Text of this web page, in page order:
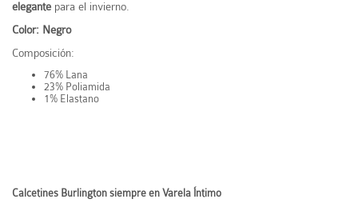
elegante para el invierno.
Color: Negro
Composición:
76% Lana
23% Poliamida
1% Elastano
Calcetines Burlington siempre en Varela Íntimo